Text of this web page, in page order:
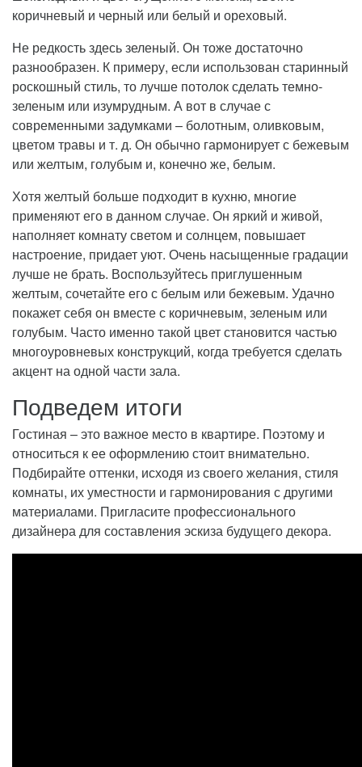
коричневый и черный или белый и ореховый.
Не редкость здесь зеленый. Он тоже достаточно
разнообразен. К примеру, если использован старинный
роскошный стиль, то лучше потолок сделать темно-
зеленым или изумрудным. А вот в случае с
современными задумками – болотным, оливковым,
цветом травы и т. д. Он обычно гармонирует с бежевым
или желтым, голубым и, конечно же, белым.
Хотя желтый больше подходит в кухню, многие
применяют его в данном случае. Он яркий и живой,
наполняет комнату светом и солнцем, повышает
настроение, придает уют. Очень насыщенные градации
лучше не брать. Воспользуйтесь приглушенным
желтым, сочетайте его с белым или бежевым. Удачно
покажет себя он вместе с коричневым, зеленым или
голубым. Часто именно такой цвет становится частью
многоуровневых конструкций, когда требуется сделать
акцент на одной части зала.
Подведем итоги
Гостиная – это важное место в квартире. Поэтому и
относиться к ее оформлению стоит внимательно.
Подбирайте оттенки, исходя из своего желания, стиля
комнаты, их уместности и гармонирования с другими
материалами. Пригласите профессионального
дизайнера для составления эскиза будущего декора.